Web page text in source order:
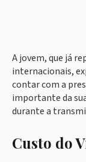
A jovem, que já
internacionais,
contar com a
importante da
durante a
Custo do